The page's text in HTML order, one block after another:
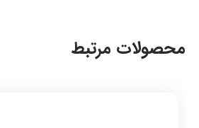
محصولات مرتبط